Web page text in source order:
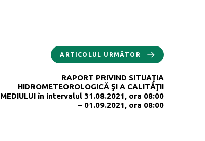
ARTICOLUL URMĂTOR
RAPORT PRIVIND SITUAŢIA
HIDROMETEOROLOGICĂ ŞI A CALITĂŢII
MEDIULUI în intervalul 31.08.2021, ora 08:00
– 01.09.2021, ora 08:00